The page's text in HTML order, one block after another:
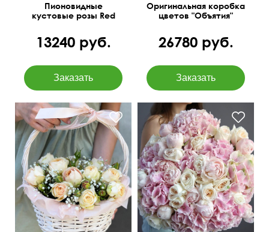
Пионовидные
кустовые розы Red
13240 руб.
Оригинальная коробка
цветов "Объятия"
26780 руб.
Розы, гипсофила, зелень,
оазис, корзина плетёная,
бант
Белые и розовые
сочетания